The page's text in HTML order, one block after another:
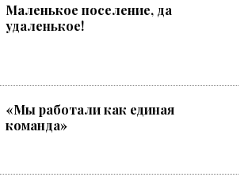
Маленькое поселение, да
удаленькое!
«Мы работали как единая
команда»